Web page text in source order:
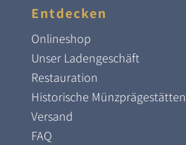
Entdecken
Onlineshop
Unser Ladengeschäft
Restauration
Historische Münzprägestätten
Versand
FAQ